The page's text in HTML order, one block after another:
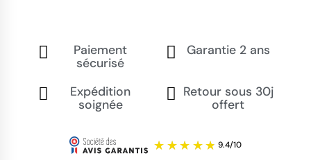
Paiement
sécurisé
Garantie 2 ans
Expédition
soignée
Retour sous 30j
offert